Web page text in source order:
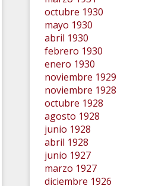
octubre 1930
mayo 1930
abril 1930
febrero 1930
enero 1930
noviembre 1929
noviembre 1928
octubre 1928
agosto 1928
junio 1928
abril 1928
junio 1927
marzo 1927
diciembre 1926